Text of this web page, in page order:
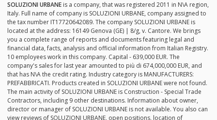
SOLUZIONI URBANE is a company, that was registered 2011 in N\A region,
Italy. Full name of company is SOLUZIONI URBANE, company assigned to
the tax number IT17720642089. The company SOLUZIONI URBANE is
located at the address: 16149 Genova (GE) | 8/g, v. Cantore. We brings
you a complete range of reports and documents featuring legal and
financial data, facts, analysis and official information from Italian Registry.
10 employees work in this company. Capital - 639,000 EUR. The
company's sales for last year amounted to più di 674,000,000 EUR, and
that has N\A the credit rating. Industry category is MANUFACTURERS:
PREFABBRICATI. Products created in SOLUZIONI URBANE were not found.
The main activity of SOLUZIONI URBANE is Construction - Special Trade
Contractors, including 9 other destinations. Information about owner,
director or manager of SOLUZIONI URBANE is not available. You also can
view reviews of SOLUZIONI URBANE, open positions, location of